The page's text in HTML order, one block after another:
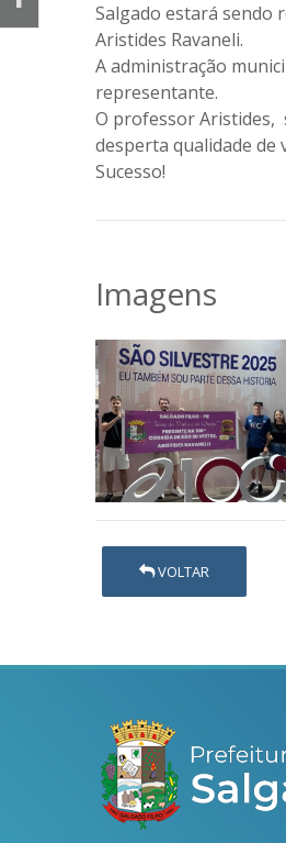
Salgado estará sendo
Aristides Ravaneli.
A administração
representante.
O professor Aristides,
desperta qualidade de
Sucesso!
Imagens
VOLTAR